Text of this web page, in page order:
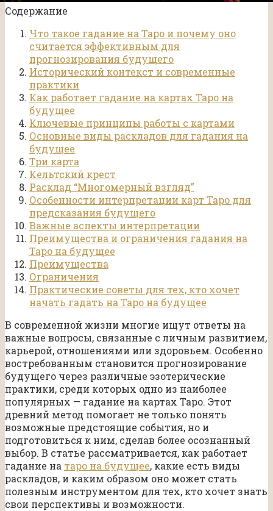
Содержание
Что такое гадание на Таро и почему оно
считается эффективным для
прогнозирования будущего
Исторический контекст и современные
практики
Как работает гадание на картах Таро на
будущее
Ключевые принципы работы с картами
Основные виды раскладов для гадания на
будущее
Три карта
Кельтский крест
Расклад “Многомерный взгляд”
Особенности интерпретации карт Таро для
предсказания будущего
Важные аспекты интерпретации
Преимущества и ограничения гадания на
Таро на будущее
Преимущества
Ограничения
Практические советы для тех, кто хочет
начать гадать на Таро на будущее
В современной жизни многие ищут ответы на
важные вопросы, связанные с личным развитием,
карьерой, отношениями или здоровьем. Особенно
востребованным становится прогнозирование
будущего через различные эзотерические
практики, среди которых одно из наиболее
популярных — гадание на картах Таро. Этот
древний метод помогает не только понять
возможные предстоящие события, но и
подготовиться к ним, сделав более осознанный
выбор. В статье рассматривается, как работает
гадание на таро на будущее, какие есть виды
раскладов, и каким образом оно может стать
полезным инструментом для тех, кто хочет знать
свои перспективы и возможности.